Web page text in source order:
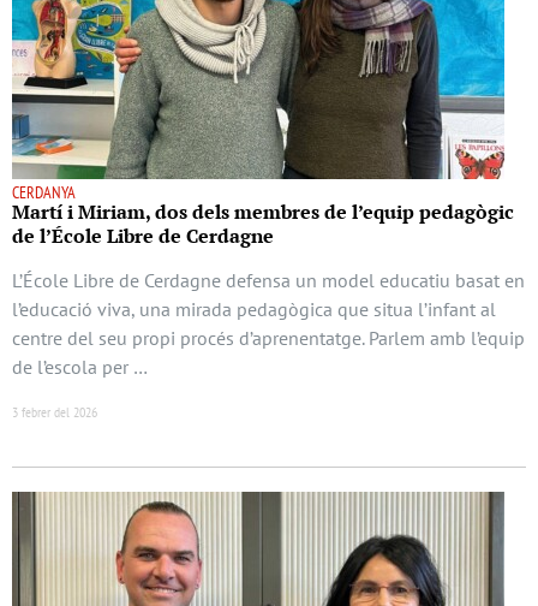
CERDANYA
Martí i Miriam, dos dels membres de l’equip pedagògic
de l’École Libre de Cerdagne
L’École Libre de Cerdagne defensa un model educatiu basat en
l’educació viva, una mirada pedagògica que situa l’infant al
centre del seu propi procés d’aprenentatge. Parlem amb l’equip
de l’escola per …
3 febrer del 2026